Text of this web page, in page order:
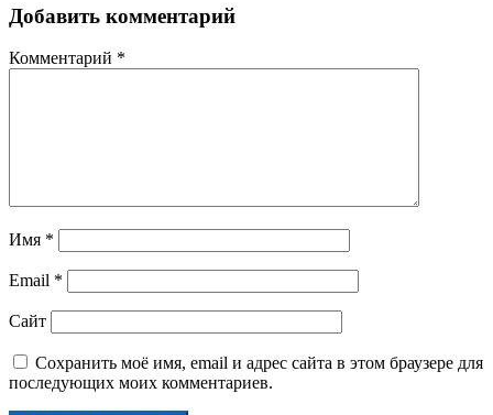
Добавить комментарий
Комментарий *
Имя *
Email *
Сайт
Сохранить моё имя, email и адрес сайта в этом браузере для
последующих моих комментариев.